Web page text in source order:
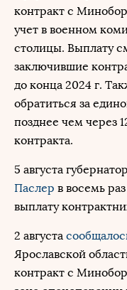
контракт с
учет в военном
столицы. Выплату
заключившие
до конца 2024 г.
обратиться за
позднее чем через
контракта.
5 августа
Паслер в восемь
выплату
2 августа
Ярославской
контракт с